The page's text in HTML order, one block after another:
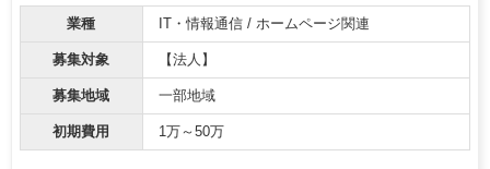
業種 IT・情報通信 / ホームページ関連
募集対象 【法人】
募集地域 一部地域
初期費用 1万～50万